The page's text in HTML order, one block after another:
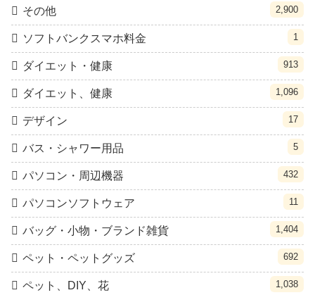
その他 2,900
ソフトバンクスマホ料金 1
ダイエット・健康 913
ダイエット、健康 1,096
デザイン 17
バス・シャワー用品 5
パソコン・周辺機器 432
パソコンソフトウェア 11
バッグ・小物・ブランド雑貨 1,404
ペット・ペットグッズ 692
ペット、DIY、花 1,038